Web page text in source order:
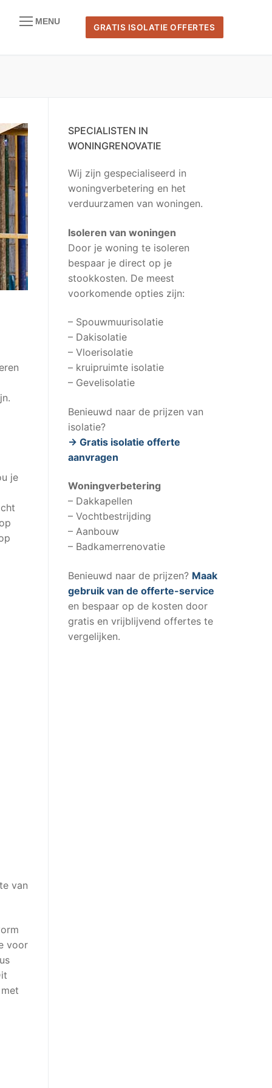
MENU
GRATIS ISOLATIE OFFERTES
je
van
voor
SPECIALISTEN IN
WONINGRENOVATIE
Wij zijn gespecialiseerd in
woningverbetering en het
verduurzamen van woningen.
Isoleren van woningen
Door je woning te isoleren
bespaar je direct op je
stookkosten. De meest
voorkomende opties zijn:
– Spouwmuurisolatie
– Dakisolatie
– Vloerisolatie
– kruipruimte isolatie
– Gevelisolatie
Benieuwd naar de prijzen van
isolatie?
-> Gratis isolatie offerte
aanvragen
Woningverbetering
– Dakkapellen
– Vochtbestrijding
– Aanbouw
– Badkamerrenovatie
Benieuwd naar de prijzen? Maak
gebruik van de offerte-service
en bespaar op de kosten door
gratis en vrijblijvend offertes te
vergelijken.